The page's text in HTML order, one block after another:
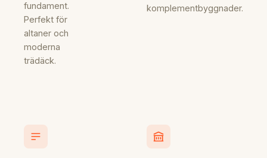
fundament.
Perfekt för
altaner och
moderna
trädäck.
komplementbyggnader.